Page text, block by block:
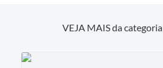
VEJA MAIS da categoria